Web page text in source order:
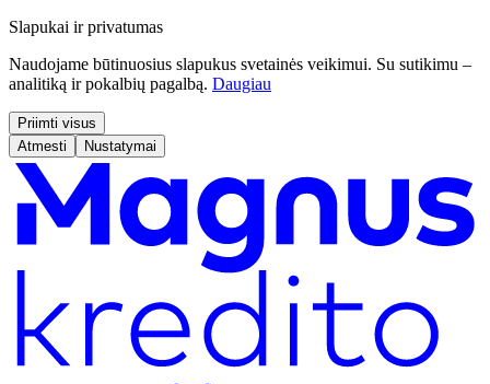
Slapukai ir privatumas
Naudojame būtinuosius slapukus svetainės veikimui. Su sutikimu –
analitiką ir pokalbių pagalbą. Daugiau
Priimti visus
Atmesti
Nustatymai